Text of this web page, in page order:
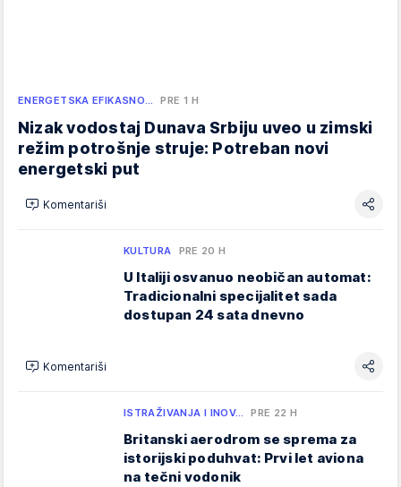
ENERGETSKA EFIKASNO… PRE 1 H
Nizak vodostaj Dunava Srbiju uveo u zimski
režim potrošnje struje: Potreban novi
energetski put
Komentariši
KULTURA PRE 20 H
U Italiji osvanuo neobičan automat:
Tradicionalni specijalitet sada
dostupan 24 sata dnevno
Komentariši
ISTRAŽIVANJA I INOV… PRE 22 H
Britanski aerodrom se sprema za
istorijski poduhvat: Prvi let aviona
na tečni vodonik